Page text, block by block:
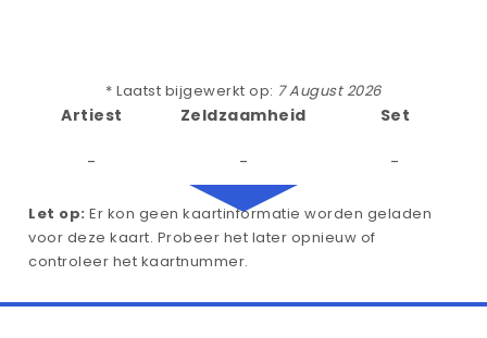
* Laatst bijgewerkt op: 7 August 2026
Artiest
-
Zeldzaamheid
-
Set
-
Let op: Er kon geen kaartinformatie worden geladen
voor deze kaart. Probeer het later opnieuw of
controleer het kaartnummer.